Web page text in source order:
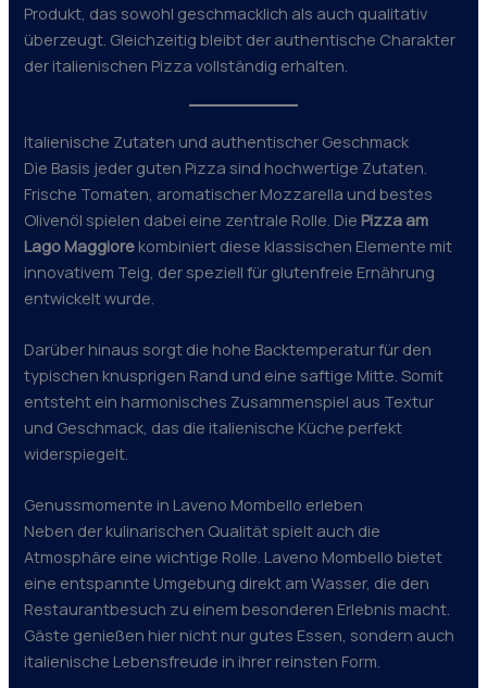
Produkt, das sowohl geschmacklich als auch qualitativ
überzeugt. Gleichzeitig bleibt der authentische Charakter
der italienischen Pizza vollständig erhalten.
Italienische Zutaten und authentischer Geschmack
Die Basis jeder guten Pizza sind hochwertige Zutaten.
Frische Tomaten, aromatischer Mozzarella und bestes
Olivenöl spielen dabei eine zentrale Rolle. Die Pizza am
Lago Maggiore kombiniert diese klassischen Elemente mit
innovativem Teig, der speziell für glutenfreie Ernährung
entwickelt wurde.
Darüber hinaus sorgt die hohe Backtemperatur für den
typischen knusprigen Rand und eine saftige Mitte. Somit
entsteht ein harmonisches Zusammenspiel aus Textur
und Geschmack, das die italienische Küche perfekt
widerspiegelt.
Genussmomente in Laveno Mombello erleben
Neben der kulinarischen Qualität spielt auch die
Atmosphäre eine wichtige Rolle. Laveno Mombello bietet
eine entspannte Umgebung direkt am Wasser, die den
Restaurantbesuch zu einem besonderen Erlebnis macht.
Gäste genießen hier nicht nur gutes Essen, sondern auch
italienische Lebensfreude in ihrer reinsten Form.